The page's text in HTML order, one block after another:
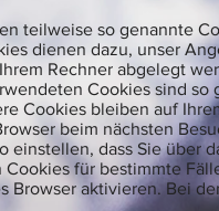
teilweise so genannte
dienen dazu, unser
Rechner abgelegt
Cookies sind so
Cookies bleiben auf
beim nächsten
einstellen, dass Sie über
für bestimmte
Browser aktivieren. Bei